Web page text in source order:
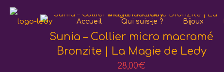
Accueil Qui suis-je ? Bijoux
Sunia – Collier micro macramé
Bronzite | La Magie de Ledy
28,00€